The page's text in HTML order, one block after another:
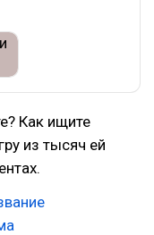
Как ищите
из тысяч ей